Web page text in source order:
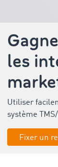
les
Utiliser
système TMS/
Fixer un